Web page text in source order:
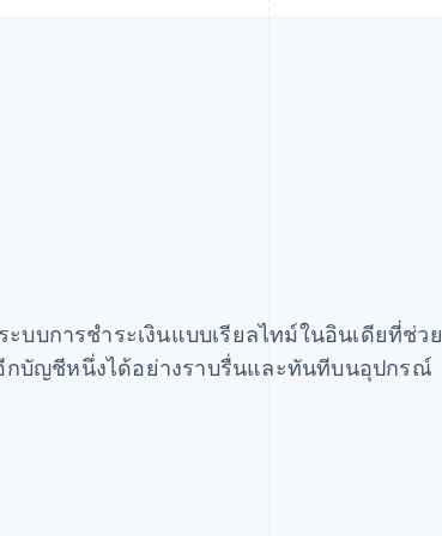
ะบบการชำระเงินแบบเรียลไทม์ในอินเดียที่ช่วย
กบัญชีหนึ่งได้อย่างราบรื่นและทันทีบนอุปกรณ์